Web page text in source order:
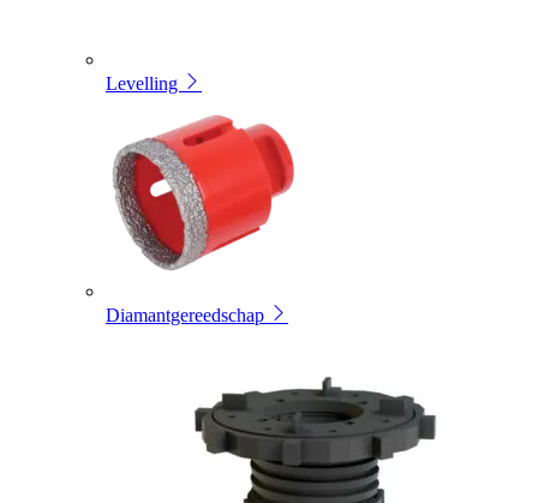
Levelling
Diamantgereedschap